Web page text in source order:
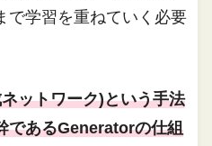
で学習を重ねていく必要
ットワーク)という手法
であるGeneratorの仕組